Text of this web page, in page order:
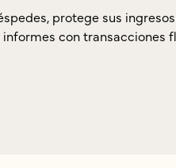
protege sus
con transacciones